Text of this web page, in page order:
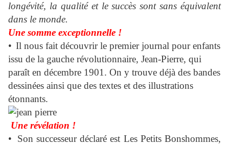
longévité, la qualité et le succès sont sans équivalent
dans le monde.
Une somme exceptionnelle !
• Il nous fait découvrir le premier journal pour enfants
issu de la gauche révolutionnaire, Jean-Pierre, qui
paraît en décembre 1901. On y trouve déjà des bandes
dessinées ainsi que des textes et des illustrations
étonnants.
Une révélation !
•
Son successeur déclaré est Les Petits Bonshommes,